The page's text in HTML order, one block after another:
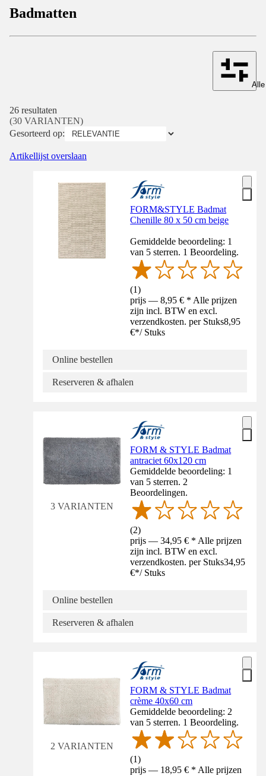
Badmatten
26 resultaten
(30 VARIANTEN)
Gesorteerd op:
Artikellijst overslaan
FORM&STYLE Badmat
Chenille 80 x 50 cm beige
Gemiddelde beoordeling: 1
van 5 sterren. 1 Beoordeling.
(1)
prijs — 8,95 € * Alle prijzen
zijn incl. BTW en excl.
verzendkosten. per Stuks8,95
€*/ Stuks
Online bestellen
Reserveren & afhalen
3 VARIANTEN
FORM & STYLE Badmat
antraciet 60x120 cm
Gemiddelde beoordeling: 1
van 5 sterren. 2
Beoordelingen.
(2)
prijs — 34,95 € * Alle prijzen
zijn incl. BTW en excl.
verzendkosten. per Stuks34,95
€*/ Stuks
Online bestellen
Reserveren & afhalen
2 VARIANTEN
FORM & STYLE Badmat
crème 40x60 cm
Gemiddelde beoordeling: 2
van 5 sterren. 1 Beoordeling.
(1)
prijs — 18,95 € * Alle prijzen